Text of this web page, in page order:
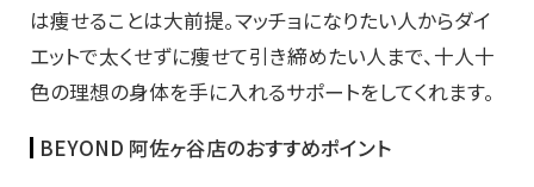
は痩せることは大前提。マッチョになりたい人からダイ
エットで太くせずに痩せて引き締めたい人まで、十人十
色の理想の身体を手に入れるサポートをしてくれます。
BEYOND 阿佐ヶ谷店のおすすめポイント